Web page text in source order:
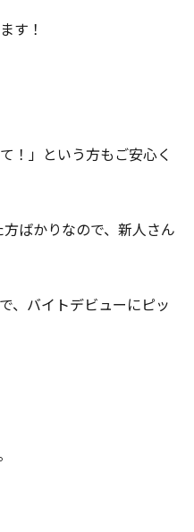
す！
！」という方もご安心く
ばかりなので、新人さん
、バイトデビューにピッ